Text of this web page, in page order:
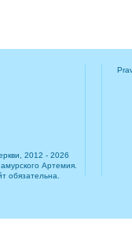
2012 - 2026
Артемия.
обязательна.